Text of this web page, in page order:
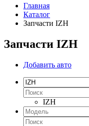
Главная
Каталог
Запчасти IZH
Запчасти IZH
Добавить авто
IZH